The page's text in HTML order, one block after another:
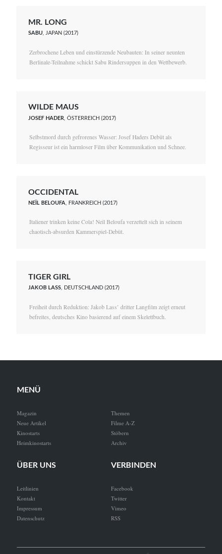
MR. LONG
SABU, JAPAN (2017)
Zerbrochene Leben und einstürzende Neubauten: In seiner neunten
Berlinale-Teilnahme schickt Sabu Rindersuppen in den Wettbewerb.
WILDE MAUS
JOSEF HADER , ÖSTERREICH (2017)
Selbstmord durch gefrorenes Wasser: Josef Haders Debüt als
Regisseur ist ein harmloser Film über Kommunikation und Schnee.
OCCIDENTAL
NEÏL BELOUFA , FRANKREICH (2017)
Italiener trinken keine Cola! Neïl Beloufa verzettelt sich in seinem
chaotisch-absurden Kammerspiel-Debüt.
TIGER GIRL
JAKOB LASS, DEUTSCHLAND (2017)
Freiheit durch Reduktion: Jakob Lass’ dritter Langfilm zeigt erneut
befreites, deutsches Kino basierend auf einem Skelettbuch.
MENÜ
Magazin
Neue Artikel
Kinostarts
Heimkinostarts
Themen
Filme A-Z
Stöbern
Archiv
ÜBER UNS
Leitlinien
Kontakt
Impressum
Datenschutz
VERBINDEN
Facebook
Twitter
Vimeo
RSS